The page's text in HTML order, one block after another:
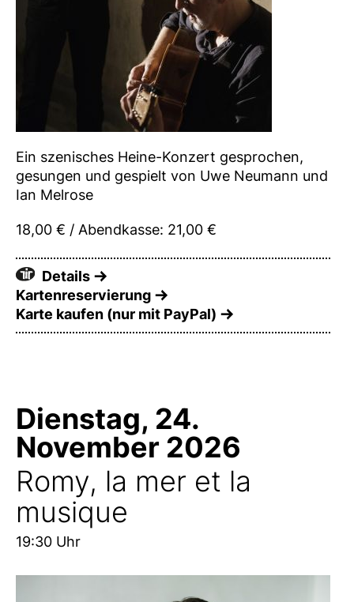
Ein szenisches Heine-Konzert gesprochen,
gesungen und gespielt von Uwe Neumann und
Ian Melrose
18,00 € / Abendkasse: 21,00 €
Details
Kartenreservierung
Karte kaufen (nur mit PayPal)
Dienstag, 24.
November 2026
Romy, la mer et la
musique
19:30 Uhr